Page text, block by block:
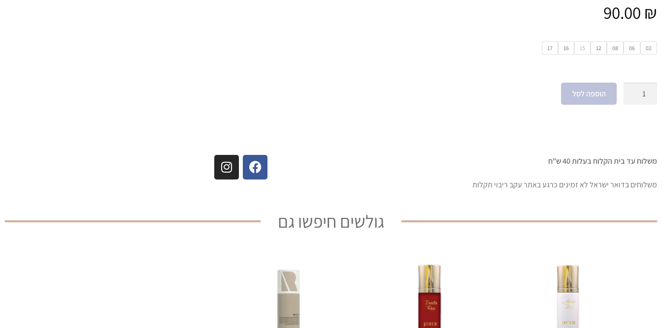
90.00 ₪
02
06
08
12
15
16
17
הוספה לסל
משלוח עד בית הקלוח בעלות 40 ש"ח
משלוחים בדואר ישראל לא זמינים כרגע באתר עקב ריבוי תקלות
גולשים חיפשו גם